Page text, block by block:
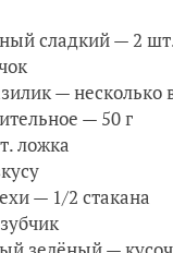
сладкий — 2
— несколько
— 50 г
ложка
— 1/2 стакана